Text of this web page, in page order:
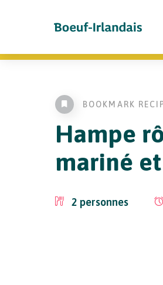
BOOKMARK
Hampe
mariné
2 personnes